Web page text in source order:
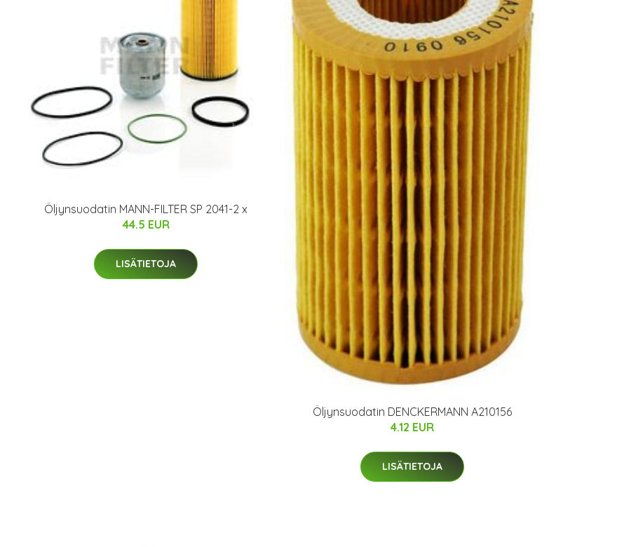
Öljynsuodatin MANN-FILTER SP 2041-2 x
44.5 EUR
LISÄTIETOJA
Öljynsuodatin DENCKERMANN A210156
4.12 EUR
LISÄTIETOJA